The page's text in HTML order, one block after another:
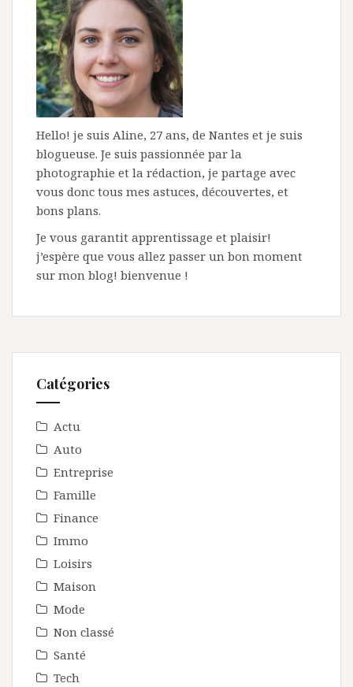
Hello! je suis Aline, 27 ans, de Nantes et je suis
blogueuse. Je suis passionnée par la
photographie et la rédaction, je partage avec
vous donc tous mes astuces, découvertes, et
bons plans.
Je vous garantit apprentissage et plaisir!
j’espère que vous allez passer un bon moment
sur mon blog! bienvenue !
Catégories
Actu
Auto
Entreprise
Famille
Finance
Immo
Loisirs
Maison
Mode
Non classé
Santé
Tech